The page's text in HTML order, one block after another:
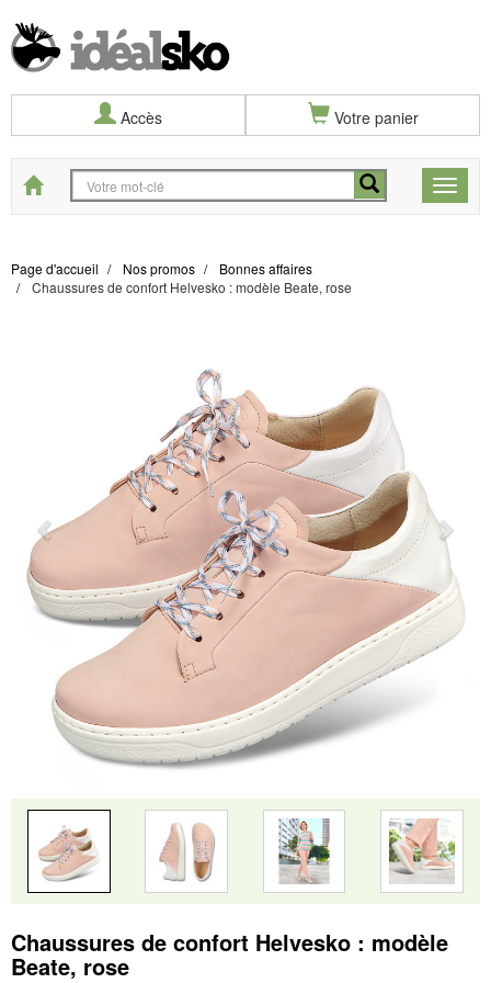
Accès Votre panier
Toggle
Start
Page d'accueil Nos promos
Bonnes affaires
Chaussures de confort Helvesko : modèle Beate, rose
Chaussures de confort Helvesko : modèle
Beate, rose